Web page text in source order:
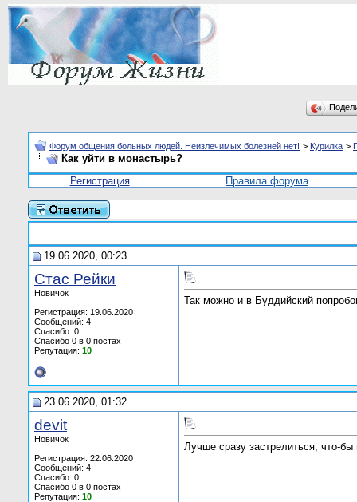
Форум общения больных людей. Неизлечимых болезней нет! > Курилка >
Как уйти в монастырь?
Регистрация
Правила форума
19.06.2020, 00:23
Стас Рейки
Новичок
Регистрация: 19.06.2020
Сообщений: 4
Спасибо: 0
Спасибо 0 в 0 постах
Репутация: 10
Так можно и в Буддийский
23.06.2020, 01:32
devit
Новичок
Регистрация: 22.06.2020
Сообщений: 4
Спасибо: 0
Спасибо 0 в 0 постах
Репутация: 10
Лучше сразу застрелиться, что-бы